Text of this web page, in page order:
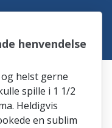
henvendelse
helst gerne
spille i 1 1/2
Heldigvis
en sublim